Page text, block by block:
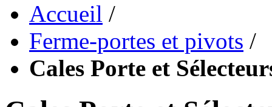
Accueil /
Ferme-portes et pivots /
Cales Porte et